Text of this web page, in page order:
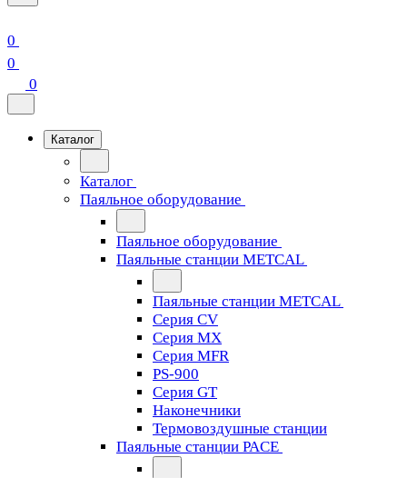
0
0
0
Каталог
Каталог
Паяльное оборудование
Паяльное оборудование
Паяльные станции METCAL
Паяльные станции METCAL
Серия CV
Серия MX
Серия MFR
PS-900
Серия GT
Наконечники
Термовоздушные станции
Паяльные станции PACE